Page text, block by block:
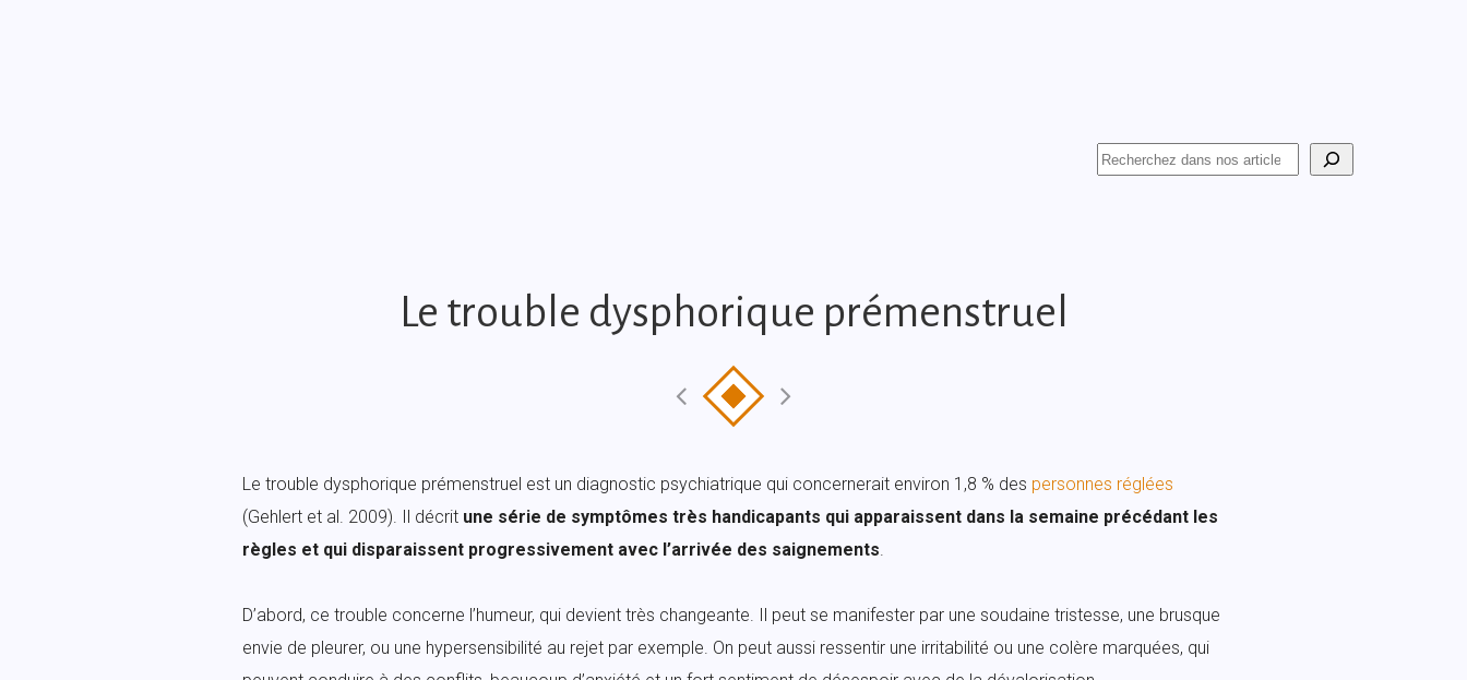
Le trouble dysphorique prémenstruel
Le trouble dysphorique prémenstruel est un diagnostic psychiatrique qui concernerait environ 1,8 % des personnes réglées
(Gehlert et al. 2009). Il décrit une série de symptômes très handicapants qui apparaissent dans la semaine précédant les
règles et qui disparaissent progressivement avec l’arrivée des saignements.
D’abord, ce trouble concerne l’humeur, qui devient très changeante. Il peut se manifester par une soudaine tristesse, une brusque
envie de pleurer, ou une hypersensibilité au rejet par exemple. On peut aussi ressentir une irritabilité ou une colère marquées, qui